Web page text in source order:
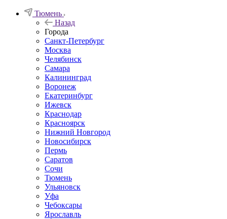
Тюмень
Назад
Города
Санкт-Петербург
Москва
Челябинск
Самара
Калининград
Воронеж
Екатеринбург
Ижевск
Краснодар
Красноярск
Нижний Новгород
Новосибирск
Пермь
Саратов
Сочи
Тюмень
Ульяновск
Уфа
Чебоксары
Ярославль